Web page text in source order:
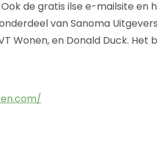
de gratis ilse e-mailsite en
van Sanoma
Wonen, en Donald Duck.